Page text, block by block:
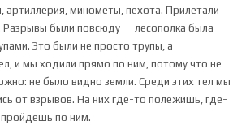
артиллерия, минометы, пехота. Прилетали
Разрывы были повсюду — лесополка была
Это были не просто трупы, а
и мы ходили прямо по ним, потому что не
не было видно земли. Среди этих тел мы
от взрывов. На них где-то полежишь, где-
по ним.